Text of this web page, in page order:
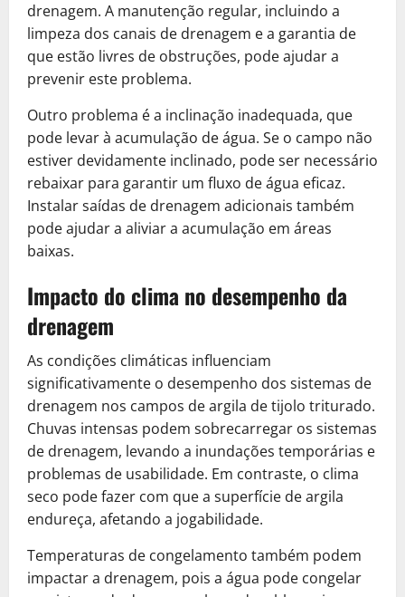
drenagem. A manutenção regular, incluindo a
limpeza dos canais de drenagem e a garantia de
que estão livres de obstruções, pode ajudar a
prevenir este problema.
Outro problema é a inclinação inadequada, que
pode levar à acumulação de água. Se o campo não
estiver devidamente inclinado, pode ser necessário
rebaixar para garantir um fluxo de água eficaz.
Instalar saídas de drenagem adicionais também
pode ajudar a aliviar a acumulação em áreas
baixas.
Impacto do clima no desempenho da
drenagem
As condições climáticas influenciam
significativamente o desempenho dos sistemas de
drenagem nos campos de argila de tijolo triturado.
Chuvas intensas podem sobrecarregar os sistemas
de drenagem, levando a inundações temporárias e
problemas de usabilidade. Em contraste, o clima
seco pode fazer com que a superfície de argila
endureça, afetando a jogabilidade.
Temperaturas de congelamento também podem
impactar a drenagem, pois a água pode congelar